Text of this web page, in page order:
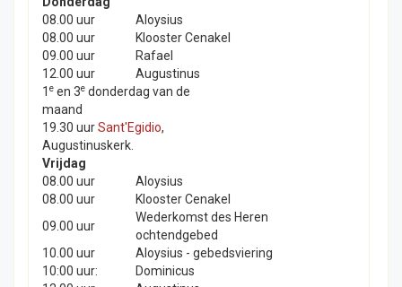
08.00 uur
Aloysius
08.00 uur
Klooster Cenakel
09.00 uur
Rafael
12.00 uur
Augustinus
1 e en 3e donderdag van de
maand
19.30 uurSant'Egidio,
Augustinuskerk.
Vrijdag
08.00 uur
Aloysius
08.00 uur
Klooster Cenakel
09.00 uur
Wederkomst des Heren
ochtendgebed
10.00 uur
Aloysius - gebedsviering
10:00 uur:
Dominicus